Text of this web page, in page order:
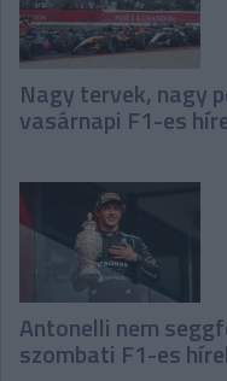
Nagy tervek, nagy
vasárnapi F1-es
Antonelli nem
szombati F1-es